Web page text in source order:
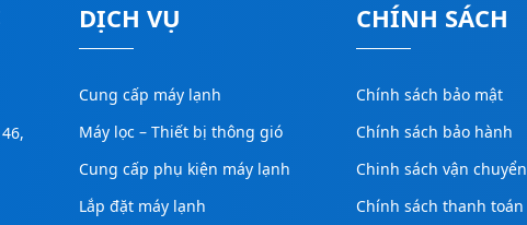
DỊCH VỤ
Cung cấp máy lạnh
Máy lọc – Thiết bị thông gió
Cung cấp phụ kiện máy lạnh
Lắp đặt máy lạnh
CHÍNH SÁCH
Chính sách bảo mật
Chính sách bảo hành
Chinh sách vận chuyển
Chính sách thanh toán